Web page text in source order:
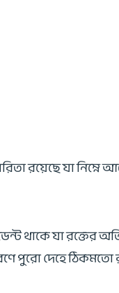
রয়েছে যা নিম্নে
থাকে যা রক্তের
পুরো দেহে ঠিকমতো